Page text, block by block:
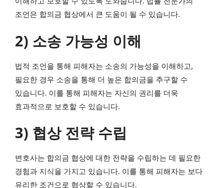
조언은 합의금 협상에서 큰 도움이 될 수 있습니다.
2) 소송 가능성 이해
법적 조언을 통해 피해자는 소송의 가능성을 이해하고,
필요한 경우 소송을 통해 더 높은 합의금을 추구할 수
있습니다. 이를 통해 피해자는 자신의 권리를 더욱
효과적으로 보호할 수 있습니다.
3) 협상 전략 수립
변호사는 합의금 협상에 대한 전략을 수립하는 데 필요한
경험과 지식을 가지고 있습니다. 이를 통해 피해자는 보다
유리한 조건으로 협상할 수 있습니다.